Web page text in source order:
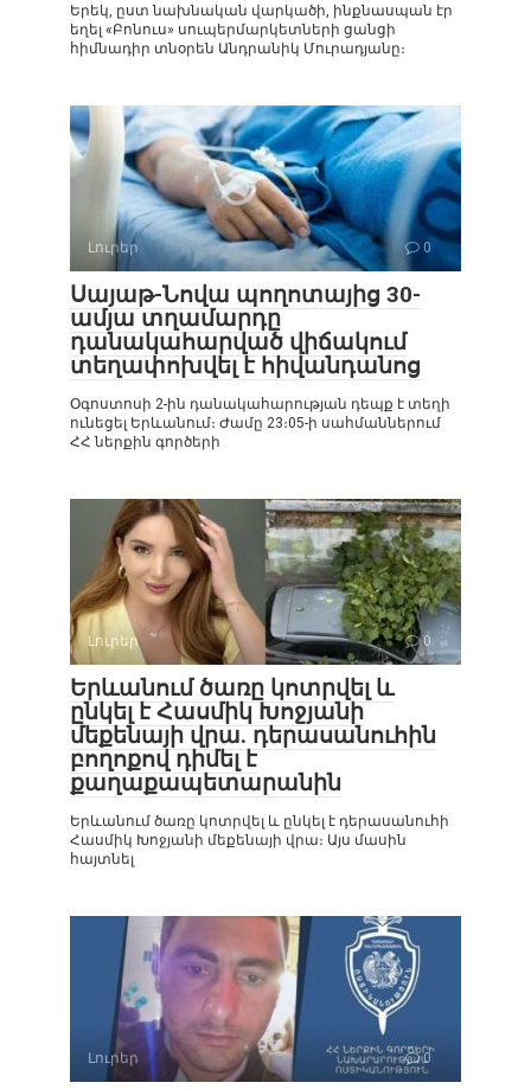
Երեկ, ըստ նախնական վարկածի, ինքնասպան էր
եղել «Բոնուս» սուպերմարկետների ցանցի
հիմնադիր տնօրեն Անդրանիկ Մուրադյանը։
Լուրեր 0
Սայաթ-Նովա պողոտայից 30-
ամյա տղամարդը
դանակահարված վիճակում
տեղափոխվել է հիվանդանոց
Օգոստոսի 2-ին դանակահարության դեպք է տեղի
ունեցել Երևանում։ Ժամը 23։05-ի սահմաններում
ՀՀ ներքին գործերի
Լուրեր 0
Երևանում ծառը կոտրվել և
ընկել է Հասմիկ Խոջյանի
մեքենայի վրա. դերասանուհին
բողոքով դիմել է
քաղաքապետարանին
Երևանում ծառը կոտրվել և ընկել է դերասանուհի
Հասմիկ Խոջյանի մեքենայի վրա։ Այս մասին
հայտնել
Լուրեր 0